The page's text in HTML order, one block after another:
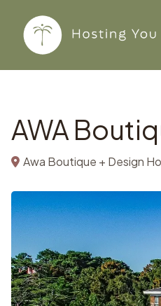
AWA
Awa Boutique + Design